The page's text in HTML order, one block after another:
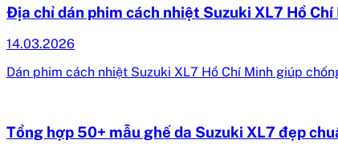
Địa chỉ dán phim cách nhiệt Suzuki XL7 Hồ
14.03.2026
Dán phim cách nhiệt Suzuki XL7 Hồ Chí Minh giúp
Tổng hợp 50+ mẫu ghế da Suzuki XL7 đẹp